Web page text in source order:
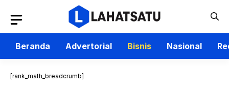
isi
Beranda
Advertorial Bisnis Nasional
[rank_math_breadcrumb]